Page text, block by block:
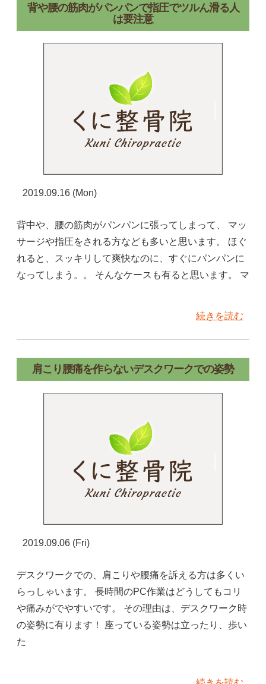
背や腰の筋肉がパンパンで指圧でツルん滑る人
は要注意
2019.09.16 (Mon)
背中や、腰の筋肉がパンパンに張ってしまって、 マッ
サージや指圧をされる方なども多いと思います。 ほぐ
れると、スッキリして爽快なのに、すぐにパンパンに
なってしまう。。 そんなケースも有ると思います。 マ
続きを読む
肩こり腰痛を作らないデスクワークでの姿勢
2019.09.06 (Fri)
デスクワークでの、肩こりや腰痛を訴える方は多くい
らっしゃいます。 長時間のPC作業はどうしてもコリ
や痛みがでやすいです。 その理由は、デスクワーク時
の姿勢に有ります！ 座っている姿勢は立ったり、歩い
た